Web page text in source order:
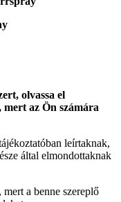
olvassa el
mert az Ön számára
leírtaknak,
által elmondottaknak
a benne szereplő